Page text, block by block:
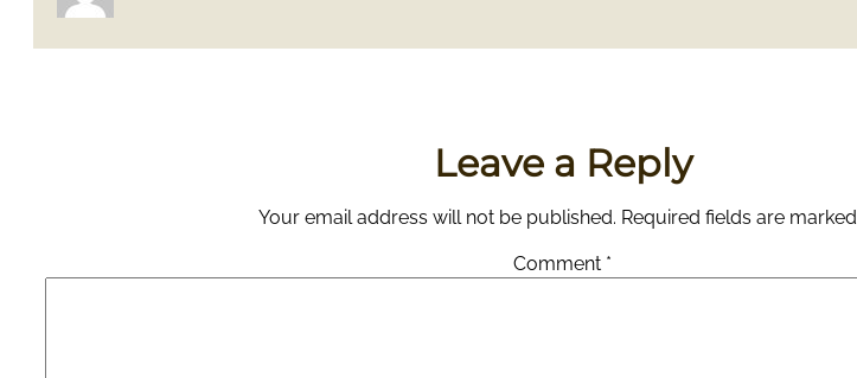
Leave a Reply
Your email address will not be published. Required fields are marked
Comment *